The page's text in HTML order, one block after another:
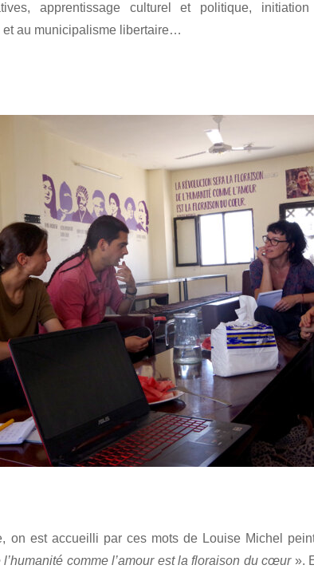
apprentissage culturel et politique,
au municipalisme libertaire…
on est accueilli par ces mots de Louise Michel
comme l’amour est la floraison du cœur».